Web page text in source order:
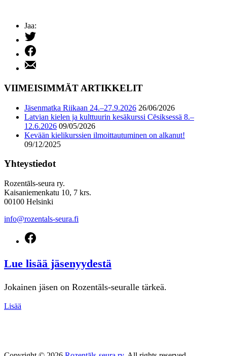
Jaa:
VIIMEISIMMÄT ARTIKKELIT
Jäsenmatka Riikaan 24.–27.9.2026 26/06/2026
Latvian kielen ja kulttuurin kesäkurssi Cēsiksessä 8.–
12.6.2026 09/05/2026
Kevään kielikurssien ilmoittautuminen on alkanut!
09/12/2025
Yhteystiedot
Rozentāls-seura ry.
Kaisaniemenkatu 10, 7 krs.
00100 Helsinki
info@rozentals-seura.fi
Window
Lue lisää jäsenyydestä
Jokainen jäsen on Rozentāls-seuralle tärkeä.
Lisää